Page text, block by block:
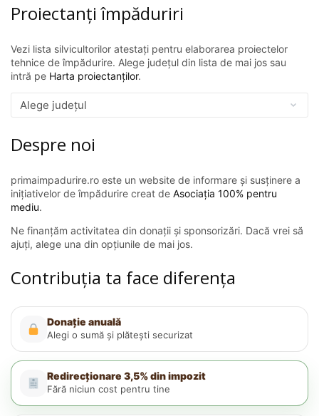
Proiectanți împăduriri
Vezi lista silvicultorilor atestați pentru elaborarea proiectelor
tehnice de împădurire. Alege județul din lista de mai jos sau
intră pe Harta proiectanților.
Despre noi
primaimpadurire.ro este un website de informare și susținere a
inițiativelor de împădurire creat de Asociația 100% pentru
mediu.
Ne finanțăm activitatea din donații și sponsorizări. Dacă vrei să
ajuți, alege una din opțiunile de mai jos.
Contribuția ta face diferența
Donație anuală
Alegi o sumă și plătești securizat
Redirecționare 3,5% din impozit
Fără niciun cost pentru tine